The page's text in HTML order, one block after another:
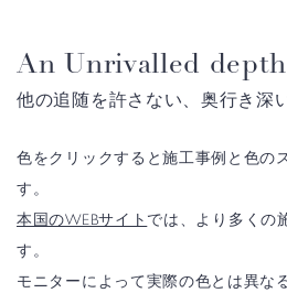
An Unrivalled
他の追随を許さない、奥行き深
色をクリックすると施工事例と色の
す。
本国のWEBサイト では、より多くの
す。
モニターによって実際の色とは異な